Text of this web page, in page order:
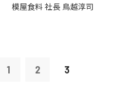
模屋食料 社長 鳥越淳司
1 2 3